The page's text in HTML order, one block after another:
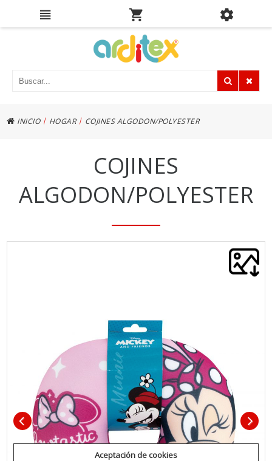
INICIO | HOGAR | COJINES ALGODON/POLYESTER
COJINES
ALGODON/POLYESTER
Aceptación de cookies